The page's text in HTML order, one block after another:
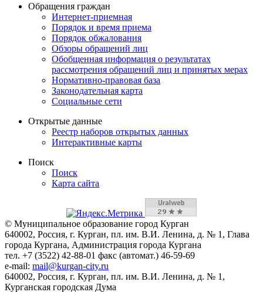
Обращения граждан
Интернет-приемная
Порядок и время приема
Порядок обжалования
Обзоры обращений лиц
Обобщенная информация о результатах
рассмотрения обращений лиц и принятых мерах
Нормативно-правовая база
Законодательная карта
Социальные сети
Открытые данные
Реестр наборов открытых данных
Интерактивные карты
Поиск
Поиск
Карта сайта
© Муниципальное образование город Курган
640002, Россия, г. Курган, пл. им. В.И. Ленина, д. № 1, Глава
города Кургана, Администрация города Кургана
тел. +7 (3522) 42-88-01 факс (автомат.) 46-59-69
e-mail: mail@kurgan-city.ru
640002, Россия, г. Курган, пл. им. В.И. Ленина, д. № 1,
Курганская городская Дума